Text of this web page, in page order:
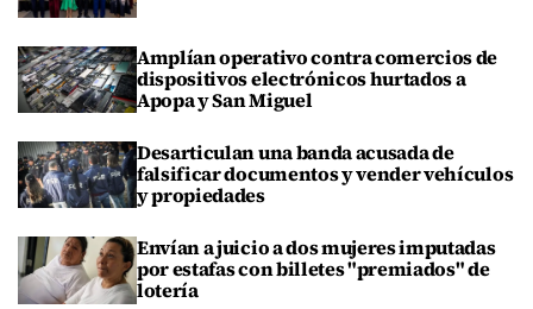
Amplían operativo contra comercios de
dispositivos electrónicos hurtados a
Apopa y San Miguel
Desarticulan una banda acusada de
falsificar documentos y vender vehículos
y propiedades
Envían a juicio a dos mujeres imputadas
por estafas con billetes "premiados" de
lotería